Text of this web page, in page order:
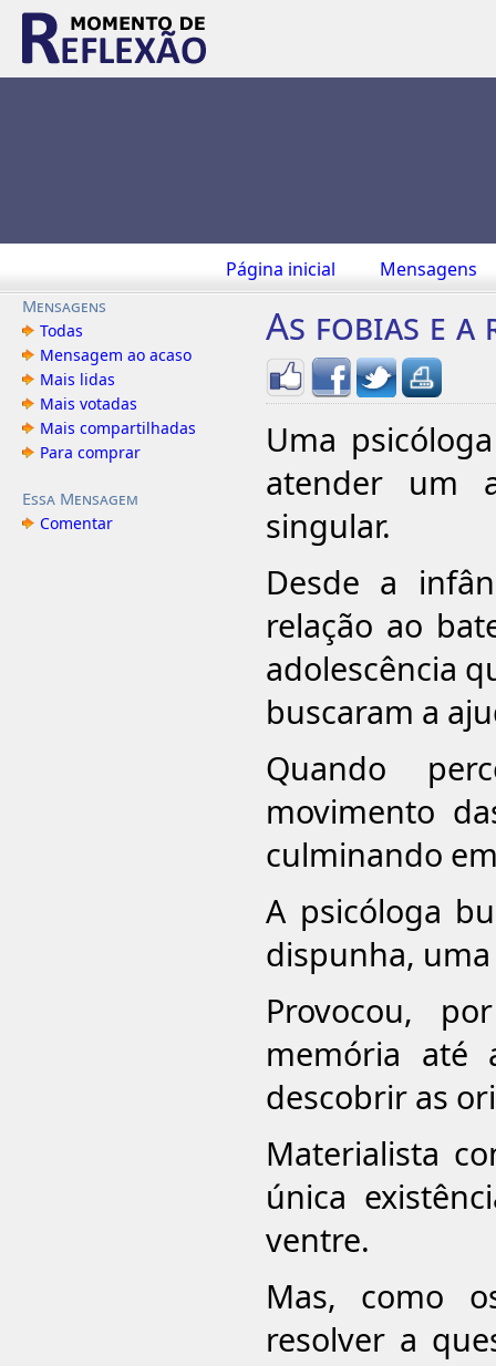
Página inicial Mensagens
Mensagens
Todas
Mensagem ao acaso
Mais lidas
Mais votadas
Mais compartilhadas
Para comprar
Essa Mensagem
Comentar
As fobias e a
Uma
atender um
singular.
Desde a
relação ao
adolescência
buscaram a
Quando
movimento
culminando
A psicóloga
dispunha,
Provocou,
memória até
descobrir as
Materialista
única
ventre.
Mas, como
resolver a